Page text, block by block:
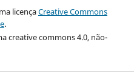
licençaCreative Commons
.
creative commons 4.0, não-